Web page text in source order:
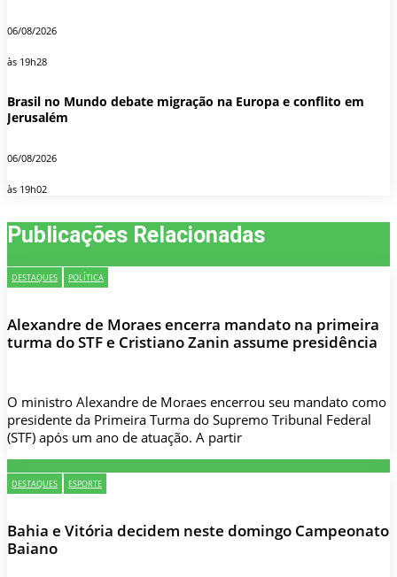
06/08/2026
às 19h28
Brasil no Mundo debate migração na Europa e conflito em
Jerusalém
06/08/2026
às 19h02
Publicações Relacionadas
DESTAQUES POLÍTICA
Alexandre de Moraes encerra mandato na primeira
turma do STF e Cristiano Zanin assume presidência
O ministro Alexandre de Moraes encerrou seu mandato como
presidente da Primeira Turma do Supremo Tribunal Federal
(STF) após um ano de atuação. A partir
DESTAQUES ESPORTE
Bahia e Vitória decidem neste domingo Campeonato
Baiano